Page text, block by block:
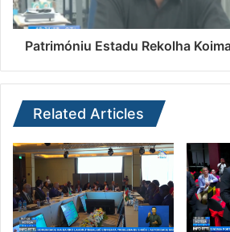
Patrimóniu Estadu Rekolha
Related Articles